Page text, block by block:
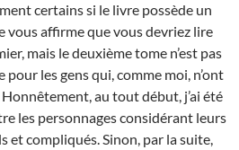
certains si le livre possède un
vous affirme que vous devriez lire
mais le deuxième tome n’est pas
les gens qui, comme moi, n’ont
au tout début, j’ai été
les personnages considérant leurs
et compliqués. Sinon, par la suite,